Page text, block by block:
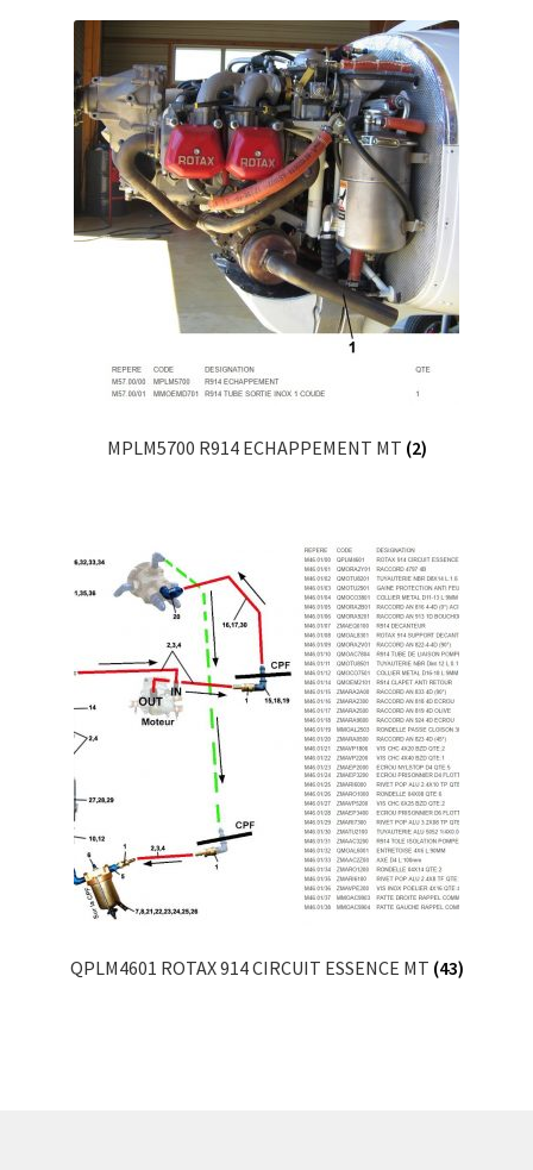
MPLM5700 R914 ECHAPPEMENT MT (2)
QPLM4601 ROTAX 914 CIRCUIT ESSENCE MT (43)